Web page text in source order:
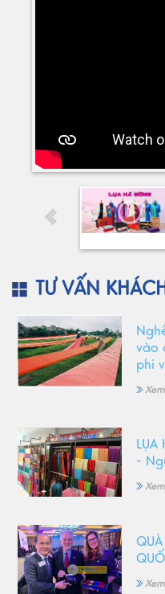
TƯ VẤN
vào
phi
LỤA
-